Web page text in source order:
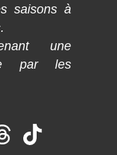
saisons à
une
par les